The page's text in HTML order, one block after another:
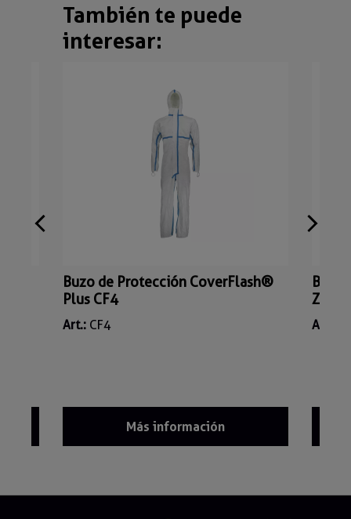
Omitir la galería de productos
También te puede
interesar:
Buzo de Protección CoverFlash®
Plus CF4
Art.: CF4
Más información
Buzo
Art.: